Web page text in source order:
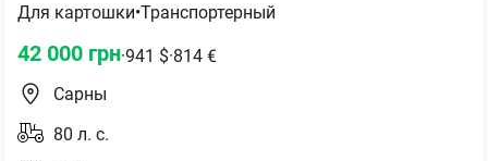
Для картошки•Транспортерный
42 000 грн·941 $·814 €
Сарны
80 л. с.